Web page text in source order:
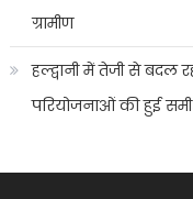
ग्रामीण
हल्द्वानी में तेजी से बदल
परियोजनाओं की हुई